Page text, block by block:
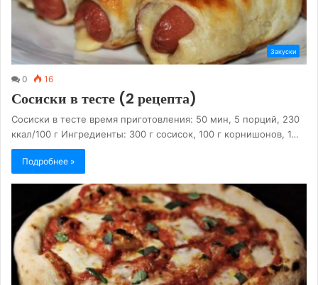
Закуски
0 16
Сосиски в тесте (2 рецепта)
Сосиски в тесте время приготовления: 50 мин, 5 порций, 230
ккал/100 г Ингредиенты: 300 г сосисок, 100 г корнишонов, 1…
Подробнее »